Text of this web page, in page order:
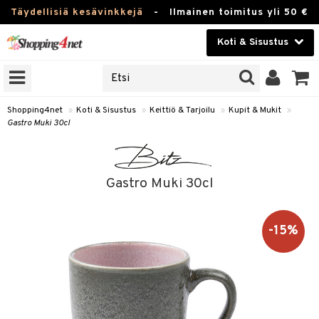
Täydellisiä kesävinkkejä - Ilmainen toimitus yli 50 €
Koti & Sisustus
Kauneudenhoito
Piilolinssit
Lelut, Lapsi & Vauva
Tuotemerkkejä
Shopping4net » Koti & Sisustus » Keittiö & Tarjoilu » Kupit & Mukit »
Gastro Muki 30cl
Gastro Muki 30cl
-15%
Tee & Espresso